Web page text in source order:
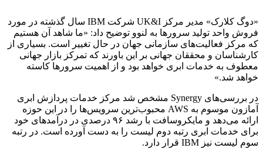
«دوگ کلارک» مدیر مرکز UK&I شرکت IBM سال گذشته در مورد
فروش واحد تولید سرورها به لنوو توضیح داد: «ما شاهد آن هستیم
که مرکز فعالیت‌های سازمانی جهان در حال تغییر است. بسیاری از
کارشناسان و محققان جهانی بر این باورند که تمرکز بازار جهانی
معطوف به خدمات ابری خواهد بود و از اهمیت سرورها کاسته
خواهد شد.»
در بررسی‌های Synergy مشخص شد مرکز خدمات پردازش ابری
آمازون موسوم به AWS محبوب‌ترین سرویس‌ها را در این حوزه
ارائه می‌دهد و مایکروسافت با رشد ۹۶ درصدی در درآمدهای خود
برای خدمات ابری رتبه دوم لیست را به دست آورده است. در رتبه
سوم لیست نیز IBM قرار دارد.